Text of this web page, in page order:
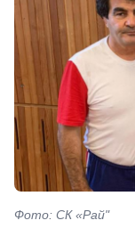
Фото: СК «Рай"